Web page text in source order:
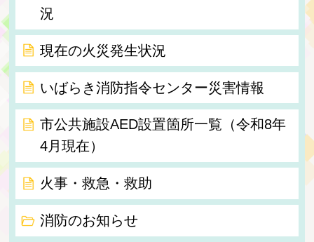
況
現在の火災発生状況
いばらき消防指令センター災害情報
市公共施設AED設置箇所一覧（令和8年
4月現在）
火事・救急・救助
消防のお知らせ